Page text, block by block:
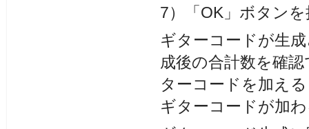
7）「OK」ボタン
ギターコードが生
成後の合計数を確
ターコードを加え
ギターコードが加